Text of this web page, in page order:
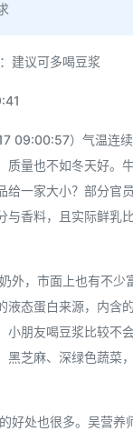
建议可多喝豆浆
09:00:57）气温连
质量也不如冬天好。
给一家大小？部分官
与香料，且实际鲜乳
外，市面上也有不
液态蛋白来源，内含
小朋友喝豆浆比较不
黑芝麻、深绿色蔬菜
好处也很多。吴营